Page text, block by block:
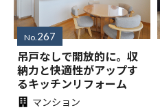
No. 267
吊戸なしで開放的に。収
納力と快適性がアップす
るキッチンリフォーム
マンション